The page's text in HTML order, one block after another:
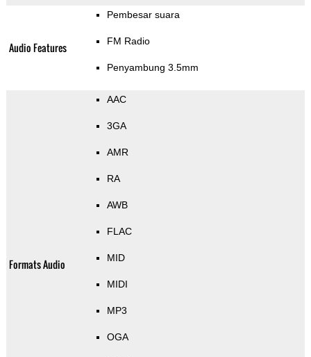
Audio Features
Pembesar suara
FM Radio
Penyambung 3.5mm
Formats Audio
AAC
3GA
AMR
RA
AWB
FLAC
MID
MIDI
MP3
OGA